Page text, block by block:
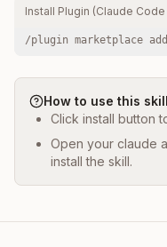
Install Plugin (Claude Code
/plugin marketplace
How to use this
Click install button
Open your claude
install the skill.